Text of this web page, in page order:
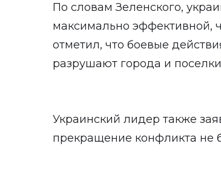
По словам Зеленского,
максимально эффективной,
отметил, что боевые
разрушают города и
Украинский лидер также
прекращение конфликта не